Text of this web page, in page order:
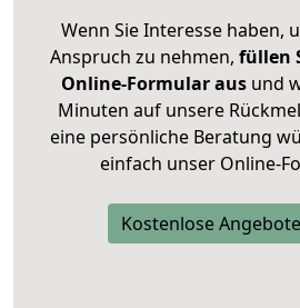
Wenn Sie Interesse haben,
Anspruch zu nehmen, füllen
Online-Formular ausund
Minuten auf unsere
eine persönliche Beratung
einfach unser Online-
Kostenlose